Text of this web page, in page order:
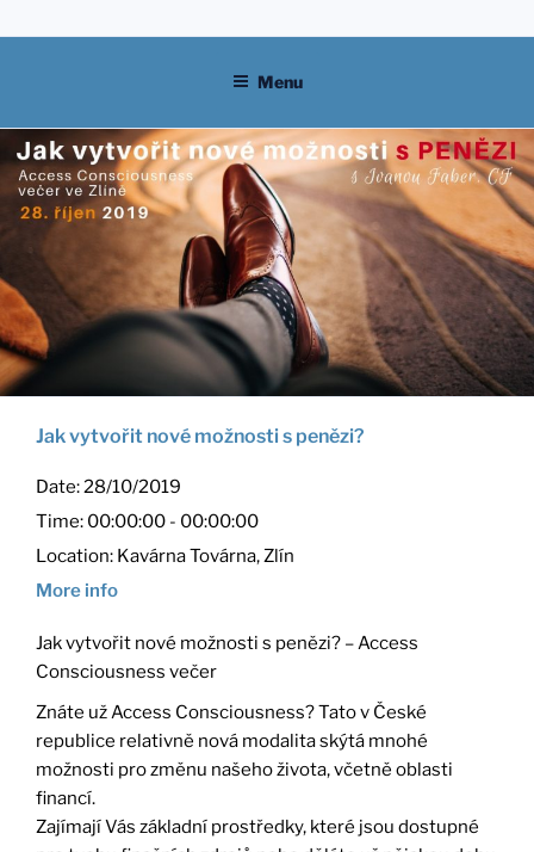
to
Menu
Jak vytvořit nové možnosti s penězi?
Date:28/10/2019
Time: 00:00:00 - 00:00:00
Location: Kavárna Továrna, Zlín
More info
Jak vytvořit nové možnosti s penězi? – Access
Consciousness večer
Znáte už Access Consciousness? Tato v České
republice relativně nová modalita skýtá mnohé
možnosti pro změnu našeho života, včetně oblasti
financí.
Zajímají Vás základní prostředky, které jsou dostupné